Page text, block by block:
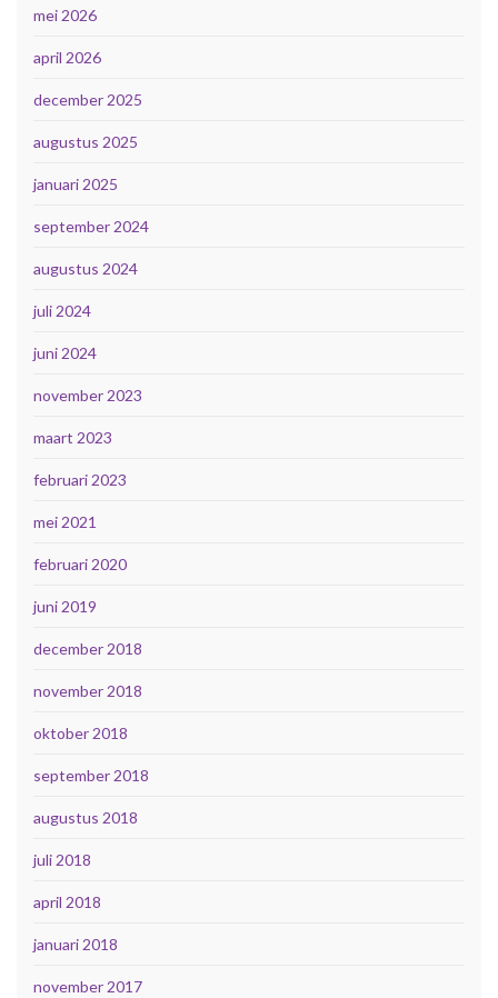
mei 2026
april 2026
december 2025
augustus 2025
januari 2025
september 2024
augustus 2024
juli 2024
juni 2024
november 2023
maart 2023
februari 2023
mei 2021
februari 2020
juni 2019
december 2018
november 2018
oktober 2018
september 2018
augustus 2018
juli 2018
april 2018
januari 2018
november 2017